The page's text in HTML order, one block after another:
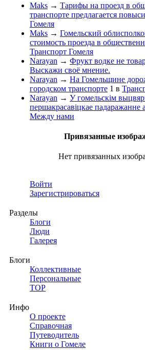
Maks → Тарифы на проезд в
транспорте предлагается
Гомеля
Maks → Гомельский
стоимость проезда в
Транспорт Гомеля
Narayan → Фрукт водке не
Выскажи своё мнение.
Narayan → На Гомельщине
городском транспорте 1 в
Narayan → У гомельскім
першакрасавіцкае падаражанне
Между нами
Привязанные
Нет привязанных
Войти
Зарегистрироваться
Разделы
Блоги
Люди
Галерея
Блоги
Коллективные
Персональные
TOP
Инфо
О проекте
Справочная
Путеводитель
Книги о Гомеле